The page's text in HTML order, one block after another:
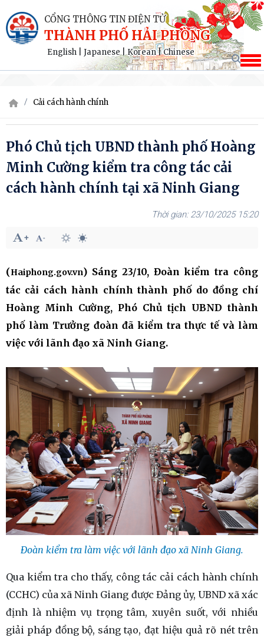
CỔNG THÔNG TIN ĐIỆN TỬ
THÀNH PHỐ HẢI PHÒNG
English Japanese|Korean|Chinese
Cải cách hành chính
Phó Chủ tịch UBND thành phố Hoàng
Minh Cường kiểm tra công tác cải
cách hành chính tại xã Ninh Giang
23/10/2025 15:20
(Haiphong.gov.vn) Sáng 23/10, Đoàn kiểm tra công
tác cải cách hành chính thành phố do đồng chí
Hoàng Minh Cường, Phó Chủ tịch UBND thành
phố làm Trưởng đoàn đã kiểm tra thực tế và làm
việc với lãnh đạo xã Ninh Giang.
Đoàn kiểm tra làm việc với lãnh đạo xã Ninh Giang.
Qua kiểm tra cho thấy, công tác cải cách hành chính
(CCHC) của xã Ninh Giang được Đảng ủy, UBND xã xác
định là nhiệm vụ trọng tâm, xuyên suốt, với nhiều
giải pháp đồng bộ, sáng tạo, đạt hiệu quả rõ nét trên